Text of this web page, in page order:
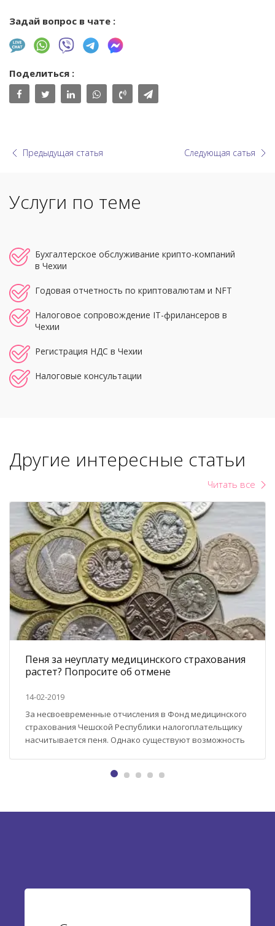
Задай вопрос в чате :
Поделиться :
Предыдущая статья Следующая сатья
Услуги по теме
Бухгалтерское обслуживание крипто-компаний
в Чехии
Годовая отчетность по криптовалютам и NFT
Налоговое сопровождение IT-фрилансеров в
Чехии
Регистрация НДС в Чехии
Налоговые консультации
Другие интересные статьи
Читать все
Пеня за неуплату медицинского страхования
растет? Попросите об отмене
14-02-2019
За несвоевременные отчисления в Фонд медицинского
страхования Чешской Республики налогоплательщику
насчитывается пеня. Однако существуют возможность
право просить о прощении пени в любой ситуации. Это